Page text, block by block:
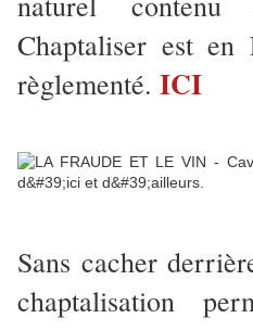
Chaptaliser est en
règlementé. ICI
Sans cacher
chaptalisation